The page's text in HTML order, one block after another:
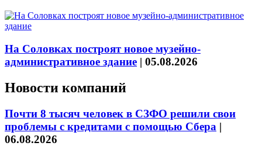
На Соловках построят новое музейно-
административное здание | 05.08.2026
Новости компаний
Почти 8 тысяч человек в СЗФО решили свои
проблемы с кредитами с помощью Сбера |
06.08.2026